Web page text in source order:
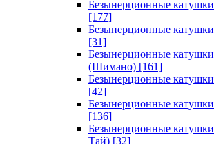
Безынерционные
[177]
Безынерционные
[31]
Безынерционные
(Шимано) [161]
Безынерционные
[42]
Безынерционные
[136]
Безынерционные
Тай) [32]